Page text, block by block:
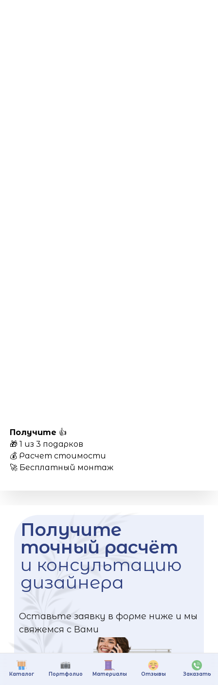
Каталог Портфолио Материалы Отзывы Заказать
Получите 👍
🎁 1 из 3 подарков
💰 Расчет стоимости
🚀 Бесплатный монтаж
Получите
точный расчёт
и консультацию
дизайнера
Оставьте заявку в форме ниже и мы
свяжемся с Вами